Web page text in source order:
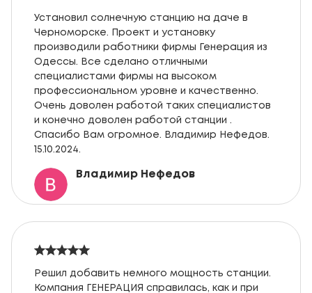
Установил солнечную станцию на даче в
Черноморске. Проект и установку
производили работники фирмы Генерация из
Одессы. Все сделано отличными
специалистами фирмы на высоком
профессиональном уровне и качественно.
Очень доволен работой таких специалистов
и конечно доволен работой станции .
Спасибо Вам огромное. Владимир Нефедов.
15.10.2024.
Владимир Нефедов
Решил добавить немного мощность станции.
Компания ГЕНЕРАЦИЯ справилась, как и при